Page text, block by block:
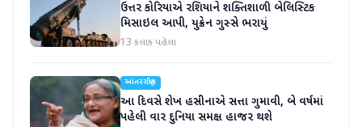
ઉત્તર કોરિયાએ રશિયાને શક્તિશાળી બેલિસ્ટિક
મિસાઇલ આપી, યુક્રેન ગુસ્સે ભરાયું
13 કલાક પહેલા
આંતરરાષ્ટ્રીય
આ દિવસે શેખ હસીનાએ સત્તા ગુમાવી, બે વર્ષમાં
પહેલી વાર દુનિયા સમક્ષ હાજર થશે